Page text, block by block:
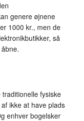
genere øjnene
1000 kr., men de
så
fysiske
ikke at have plads
enhver bogelsker